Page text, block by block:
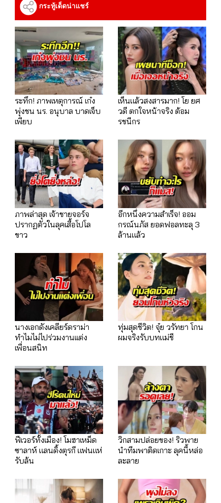
กระทู้เด็ดน่าแชร์
ระทึก! ภาพเหตุการณ์ เก๋ง
พุ่งชน นร. อนุบาล บาดเจ็บ
เพียบ
เห็นแล้วสงสารมาก! โย ยศ
วดี ตกใจหน้าจริง ต้อม
รชนีกร
ภาพล่าสุด เจ้าชายจอร์จ
ปรากฏตัวในลุคเสื้อโปโล
ขาว
อีกหนึ่งความสำเร็จ! ออม
กรณ์นภัส ยอดฟอลทะลุ 3
ล้านแล้ว
นางเอกดังเคลียร์ดราม่า
ทำไมไม่ไปร่วมงานเเต่ง
เพื่อนสนิท
ทุ่มสุดชีวิต! จุ๋ย วรัทยา โกน
ผมจริงรับบทแม่ชี
ฟีเวอร์ทั้งเมือง! โมฮาเหม็ด
ซาลาห์ แลนดิ้งตุรกี แฟนแห่
รับล้น
วิกสามปล่อยของ! ริวพาย
นำทีมพาติดเกาะ ลุคนี้หล่อ
ละลาย